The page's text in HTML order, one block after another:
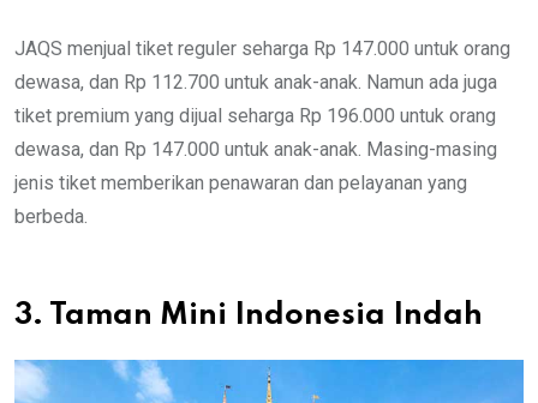
JAQS menjual tiket reguler seharga Rp 147.000 untuk orang
dewasa, dan Rp 112.700 untuk anak-anak. Namun ada juga
tiket premium yang dijual seharga Rp 196.000 untuk orang
dewasa, dan Rp 147.000 untuk anak-anak. Masing-masing
jenis tiket memberikan penawaran dan pelayanan yang
berbeda.
3. Taman Mini Indonesia Indah